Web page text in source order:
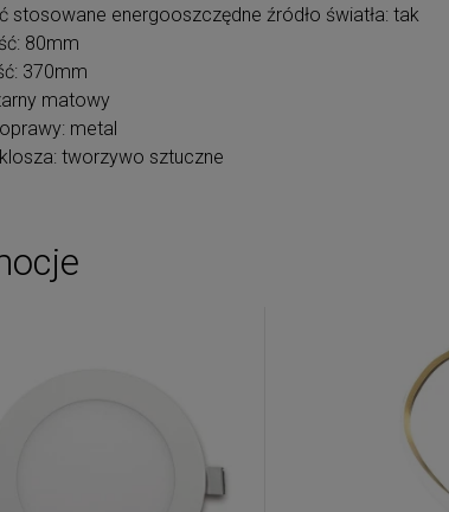
stosowane energooszczędne źródło światła: tak
80mm
370mm
matowy
metal
klosza: tworzywo sztuczne